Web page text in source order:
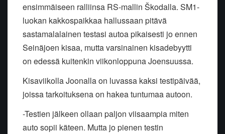
ensimmäiseen ralliinsa RS-mallin Škodalla. SM1-
luokan kakkospaikkaa hallussaan pitävä
sastamalalainen testasi autoa pikaisesti jo ennen
Seinäjoen kisaa, mutta varsinainen kisadebyytti
on edessä kuitenkin viikonloppuna Joensuussa.
Kisaviikolla Joonalla on luvassa kaksi testipäivää,
joissa tarkoituksena on hakea tuntumaa autoon.
-Testien jälkeen ollaan paljon viisaampia miten
auto sopii käteen. Mutta jo pienen testin